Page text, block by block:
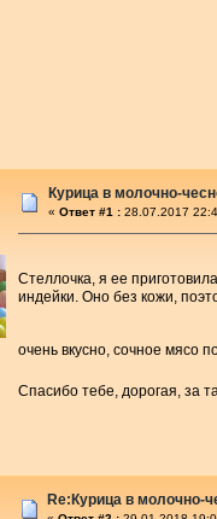
Курица в молочно-
« Ответ #1 : 28.07.2017
Стеллочка, я ее
индейки. Оно без кожи,
очень вкусно, сочное мясо
Спасибо тебе, дорогая, за
Re:Курица в молочно-